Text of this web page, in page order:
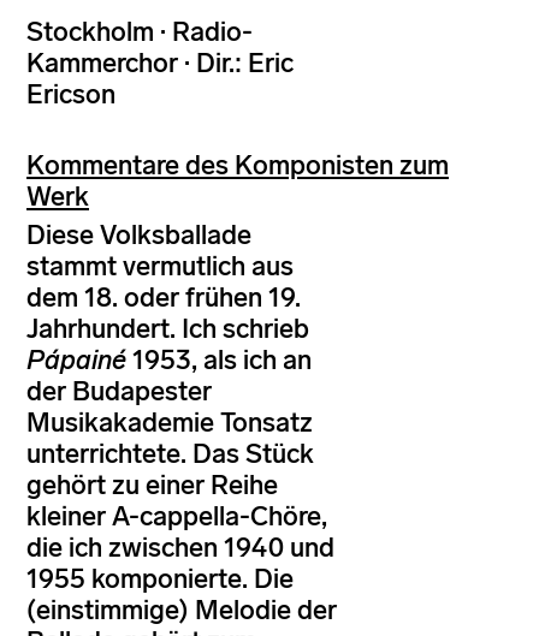
Stockholm · Radio-
Kammerchor · Dir.: Eric
Ericson
Kommentare des Komponisten zum
Werk
Diese Volksballade
stammt vermutlich aus
dem 18. oder frühen 19.
Jahrhundert. Ich schrieb
Pápainé1953, als ich an
der Budapester
Musikakademie Tonsatz
unterrichtete. Das Stück
gehört zu einer Reihe
kleiner A-cappella-Chöre,
die ich zwischen 1940 und
1955 komponierte. Die
(einstimmige) Melodie der